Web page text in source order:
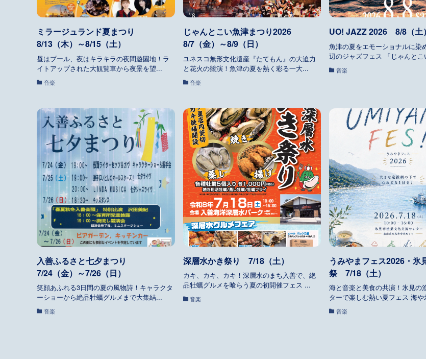
ミラージュランド夏まつり
8/13（木）～8/15（土）
昼はプール、夜はキラキラの夜間遊園地！ラ
イトアップされた大観覧車から夜景を望...
音楽
じゃんとこい魚津まつり2026
8/7（金）～8/9（日）
ユネスコ無形文化遺産『たてもん』の大迫力
と花火の競演！魚津の夏を熱く彩る一大...
音楽
UO! JAZZ 2026 8/8（土）
魚津の夏をエモーショナルに染
辺のジャズフェス 「じゃんと
音楽
入善ふるさと七夕まつり
7/24（金）～7/26（日）
笑顔あふれる3日間の夏の風物詩！キャラクタ
ーショーから絶品牡蠣グルメまで大集結...
音楽
深層水かき祭り 7/18（土）
カキ、カキ、カキ！深層水のまち入善で、絶
品牡蠣グルメを喰らう夏の初開催フェス ...
音楽
うみやまフェス2026・氷
祭 7/18（土）
海と音楽と美食の共演！氷見の
ターで楽しむ熱い夏フェス 海
音楽